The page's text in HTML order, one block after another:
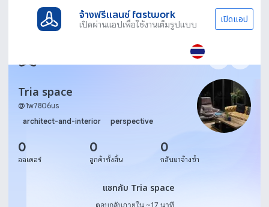
จ้างฟรีแลนซ์ fastwork
เปิดผ่านแอปเพื่อใช้งานเต็มรูปแบบ เปิดแอป
Tria space
@1w7806us
architect-and-interior
perspective
0
ออเดอร์
0
ลูกค้าทั้งสิ้น
0
กลับมาจ้างซ้ำ
แชทกับ Tria space
แชทกับ Tria space
ตอบกลับภายใน ~17 นาที